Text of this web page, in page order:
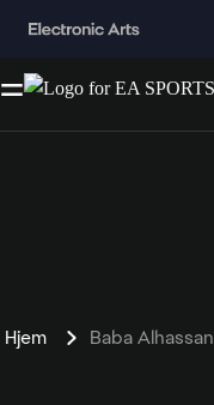
Hjem Baba Alhassan